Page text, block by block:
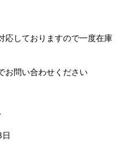
しておりますので一度在庫
問い合わせください